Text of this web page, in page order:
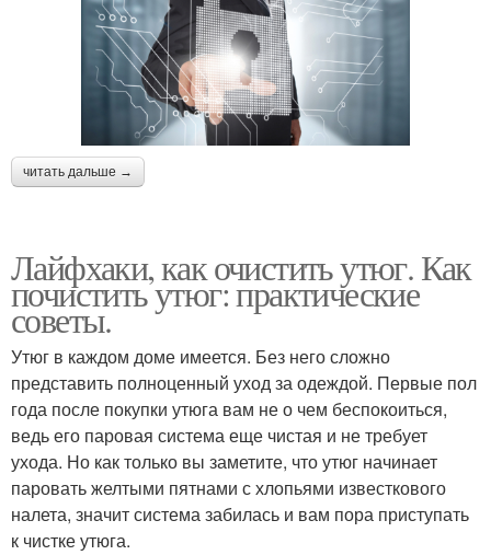
читать дальше →
Лайфхаки, как очистить утюг. Как
почистить утюг: практические
советы.
Утюг в каждом доме имеется. Без него сложно
представить полноценный уход за одеждой. Первые пол
года после покупки утюга вам не о чем беспокоиться,
ведь его паровая система еще чистая и не требует
ухода. Но как только вы заметите, что утюг начинает
паровать желтыми пятнами с хлопьями известкового
налета, значит система забилась и вам пора приступать
к чистке утюга.